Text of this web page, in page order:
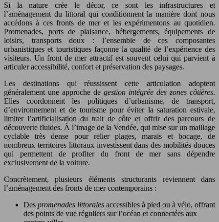
Si la nature crée le décor, ce sont les infrastructures et
l’aménagement du littoral qui conditionnent la manière dont nous
accédons à ces fronts de mer et les expérimentons au quotidien.
Promenades, ports de plaisance, hébergements, équipements de
loisirs, transports doux : l’ensemble de ces composantes
urbanistiques et touristiques façonne la qualité de l’expérience des
visiteurs. Un front de mer attractif est souvent celui qui parvient à
articuler accessibilité, confort et préservation des paysages.
Les destinations qui réussissent cette articulation adoptent
généralement une approche de gestion intégrée des zones côtières.
Elles coordonnent les politiques d’urbanisme, de transport,
d’environnement et de tourisme pour éviter la saturation estivale,
limiter l’artificialisation du trait de côte et offrir des parcours de
découverte fluides. À l’image de la Vendée, qui mise sur un maillage
cyclable très dense pour relier plages, marais et bocage, de
nombreux territoires littoraux investissent dans des mobilités douces
qui permettent de profiter du front de mer sans dépendre
exclusivement de la voiture.
Concrètement, plusieurs éléments structurants reviennent dans
l’aménagement des fronts de mer contemporains :
Des promenades littorales accessibles à pied ou à vélo, offrant
des points de vue réguliers sur l’océan et connectées aux